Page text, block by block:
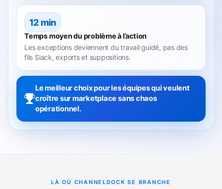
12 min
Temps moyen du problème à l’action
Les exceptions deviennent du travail guidé, pas des
fils Slack, exports et suppositions.
Le meilleur choix pour les équipes qui veulent
croître sur marketplace sans chaos
opérationnel.
LÀ OÙ CHANNELDOCK SE BRANCHE